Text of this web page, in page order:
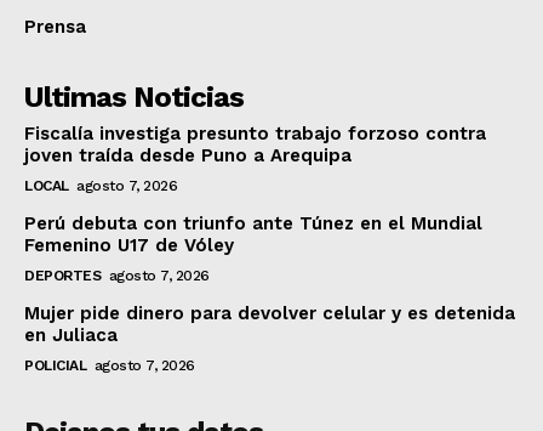
Prensa
Ultimas Noticias
Fiscalía investiga presunto trabajo forzoso contra
joven traída desde Puno a Arequipa
LOCAL agosto 7, 2026
Perú debuta con triunfo ante Túnez en el Mundial
Femenino U17 de Vóley
DEPORTES agosto 7, 2026
Mujer pide dinero para devolver celular y es detenida
en Juliaca
POLICIAL agosto 7, 2026